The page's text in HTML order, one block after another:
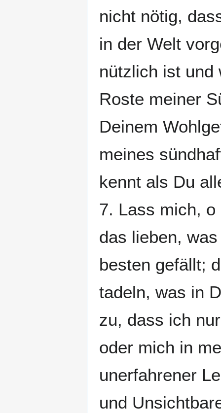
nicht nötig,
in der Welt
nützlich ist und
Roste meiner
Deinem
meines
kennt als Du
7. Lass mich,
das lieben,
besten gefällt;
tadeln, was in
zu, dass ich
oder mich in
unerfahrener
und